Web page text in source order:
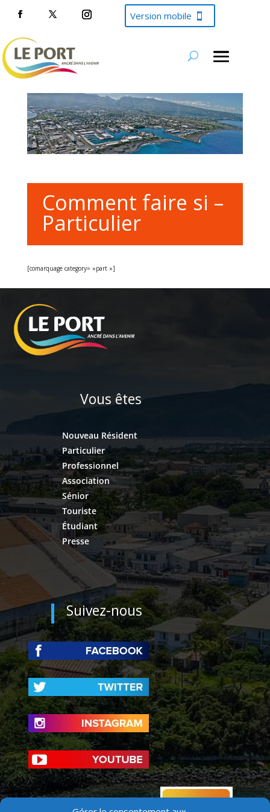
Version mobile
Comment faire si –
Particulier
[comarquage category= »part »]
Vous êtes
Nouveau Résident
Particulier
Professionnel
Association
Sénior
Touriste
Étudiant
Presse
Suivez-nous